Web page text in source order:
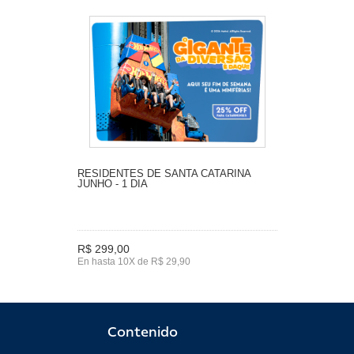
RESIDENTES DE SANTA CATARINA
JUNHO - 1 DIA
R$ 299,00
En hasta 10X de R$ 29,90
Contenido